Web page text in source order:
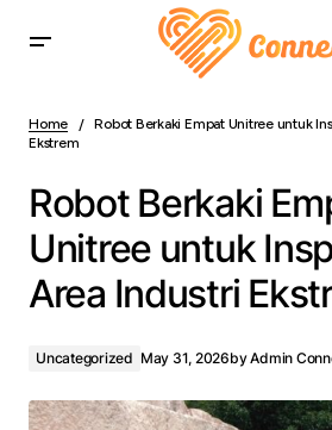
Industri Ekstrem
Home
Robot Berkaki Empat Unitree untuk
Ekstrem
Robot Berkaki
Unitree untuk
Area Industri
Uncategorized May 31, 2026byAdmin